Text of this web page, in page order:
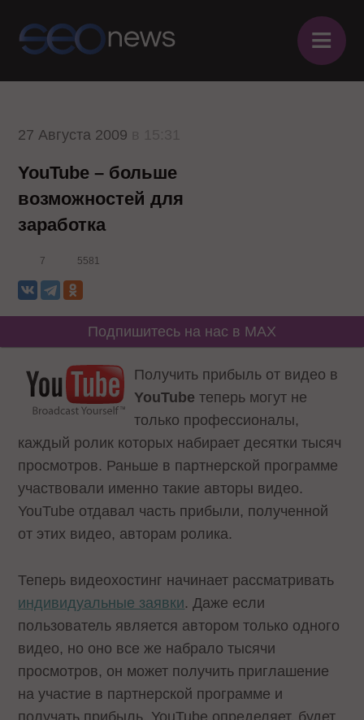
≡
27 Августа 2009
YouTube – больше
возможностей для
заработка
7 5581
Подпишитесь на нас в MAX
Получить прибыль от видео в
YouTube теперь могут не
только профессионалы,
каждый ролик которых набирает десятки тысяч
просмотров. Раньше в партнерской программе
участвовали именно такие авторы видео.
YouTube отдавал часть прибыли, полученной
от этих видео, авторам ролика.
Теперь видеохостинг начинает рассматривать
индивидуальные заявки. Даже если
пользователь является автором только одного
видео, но оно все же набрало тысячи
просмотров, он может получить приглашение
на участие в партнерской программе и
получать прибыль. YouTube определяет, будет